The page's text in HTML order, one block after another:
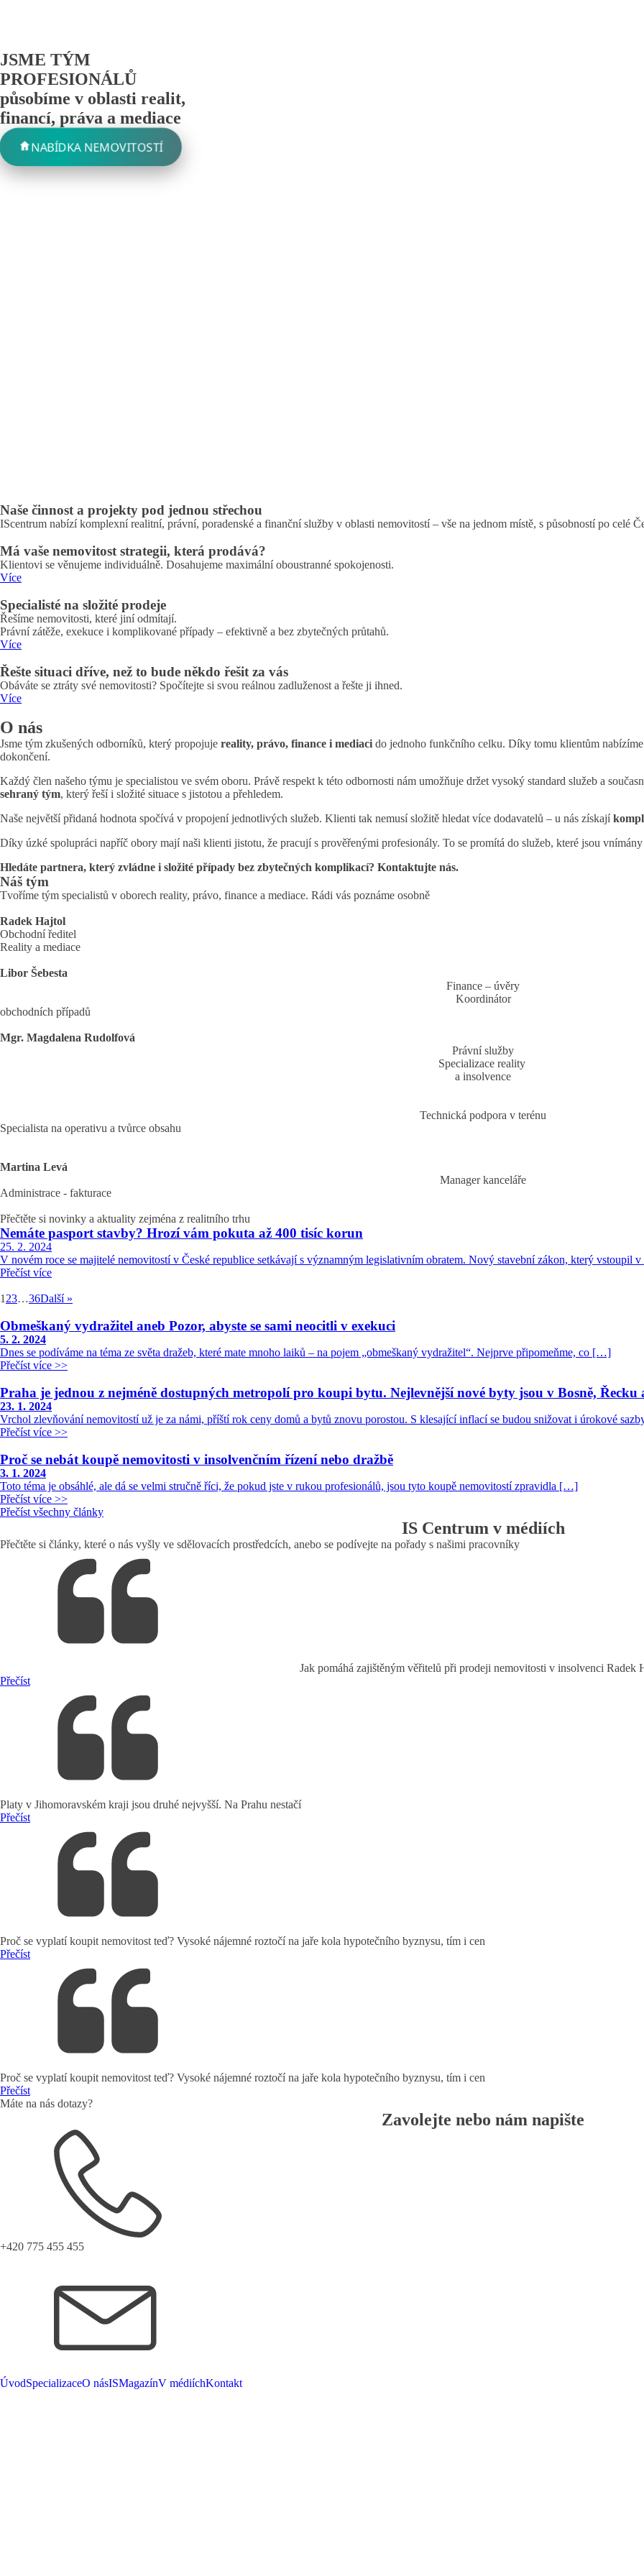
JSME TÝM
PROFESIONÁLŮ
působíme v oblasti realit,
financí, práva a mediace
NABÍDKA NEMOVITOSTÍ
Naše činnost a projekty pod jednou střechou
IScentrum nabízí komplexní realitní, právní, poradenské a finanční služby v oblasti nemovitostí – vše na jednom místě, s působností po celé
Má vaše nemovitost strategii, která prodává?
Klientovi se věnujeme individuálně. Dosahujeme maximální oboustranné spokojenosti.
Více
Specialisté na složité prodeje
Řešíme nemovitosti, které jiní odmítají.
Právní zátěže, exekuce i komplikované případy – efektivně a bez zbytečných průtahů.
Více
Řešte situaci dříve, než to bude někdo řešit za vás
Obáváte se ztráty své nemovitosti? Spočítejte si svou reálnou zadluženost a řešte ji ihned.
Více
O nás
Jsme tým zkušených odborníků, který propojuje reality, právo, finance i mediaci do jednoho funkčního celku. Díky tomu klientům
dokončení.
Každý člen našeho týmu je specialistou ve svém oboru. Právě respekt k této odbornosti nám umožňuje držet vysoký standard služeb a
sehraný tým, který řeší i složité situace s jistotou a přehledem.
Naše největší přidaná hodnota spočívá v propojení jednotlivých služeb. Klienti tak nemusí složitě hledat více dodavatelů – u nás získají
Díky úzké spolupráci napříč obory mají naši klienti jistotu, že pracují s prověřenými profesionály. To se promítá do služeb, které jsou
Hledáte partnera, který zvládne i složité případy bez zbytečných komplikací? Kontaktujte nás.
Náš tým
Tvoříme tým specialistů v oborech reality, právo, finance a mediace. Rádi vás poznáme osobně
Radek Hajtol
Obchodní ředitel
Reality a mediace
Libor Šebesta
Finance – úvěry
Koordinátor
obchodních případů
Mgr. Magdalena Rudolfová
Právní služby
Specializace reality
a insolvence
Technická podpora v terénu
Specialista na operativu a tvůrce obsahu
Martina Levá
Manager kanceláře
Administrace - fakturace
Přečtěte si novinky a aktuality zejména z realitního trhu
Nemáte pasport stavby? Hrozí vám pokuta až 400 tisíc korun
25. 2. 2024
V novém roce se majitelé nemovitostí v České republice setkávají s významným legislativním obratem. Nový stavební zákon, který vstoupil
Přečíst více
1 23…36Další »
Obmeškaný vydražitel aneb Pozor, abyste se sami neocitli v exekuci
5. 2. 2024
Dnes se podíváme na téma ze světa dražeb, které mate mnoho laiků – na pojem „obmeškaný vydražitel“. Nejprve připomeňme, co […]
Přečíst více >>
Praha je jednou z nejméně dostupných metropolí pro koupi bytu. Nejlevnější nové byty jsou v Bosně, Řecku
23. 1. 2024
Vrchol zlevňování nemovitostí už je za námi, příští rok ceny domů a bytů znovu porostou. S klesající inflací se budou snižovat i úrokové
Přečíst více >>
Proč se nebát koupě nemovitosti v insolvenčním řízení nebo dražbě
3. 1. 2024
Toto téma je obsáhlé, ale dá se velmi stručně říci, že pokud jste v rukou profesionálů, jsou tyto koupě nemovitostí zpravidla […]
Přečíst více >>
Přečíst všechny články
IS Centrum v médiích
Přečtěte si články, které o nás vyšly ve sdělovacích prostředcích, anebo se podívejte na pořady s našimi pracovníky
Jak pomáhá zajištěným věřitelů při prodeji nemovitosti v insolvenci Radek
Přečíst
Platy v Jihomoravském kraji jsou druhé nejvyšší. Na Prahu nestačí
Přečíst
Proč se vyplatí koupit nemovitost teď? Vysoké nájemné roztočí na jaře kola hypotečního byznysu, tím i cen
Přečíst
Proč se vyplatí koupit nemovitost teď? Vysoké nájemné roztočí na jaře kola hypotečního byznysu, tím i cen
Přečíst
Máte na nás dotazy?
Zavolejte nebo nám napište
+420 775 455 455
ÚvodSpecializaceO násISMagazínV médiíchKontakt